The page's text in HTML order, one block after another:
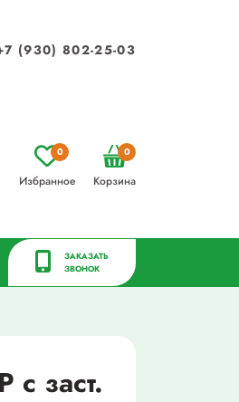
(930) 802-25-03
Избранное
0
Корзина
0
ЗАКАЗАТЬ
ЗВОНОК
с заст.